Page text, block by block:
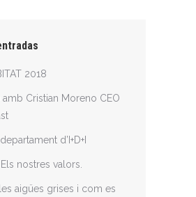
2018
amb Cristian Moreno CEO
d’I+D+I
nostres valors.
aigües grises i com es